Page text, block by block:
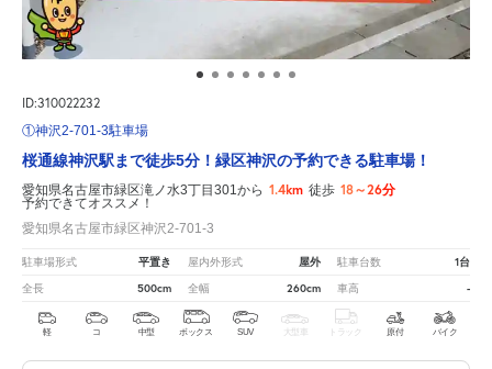
ID:310022232
①神沢2-701-3駐車場
桜通線神沢駅まで徒歩5分！緑区神沢の予約できる駐車場！
愛知県名古屋市緑区滝ノ水3丁目301から 1.4km 徒歩 18～26分
予約できてオススメ！
愛知県名古屋市緑区神沢2-701-3
駐車場形式 平置き 屋内外形式 屋外 駐車台数 1台
全長 500cm 全幅 260cm 車高 -
軽 コ 中型 ボックス SUV 大型車 トラック 原付 バイク